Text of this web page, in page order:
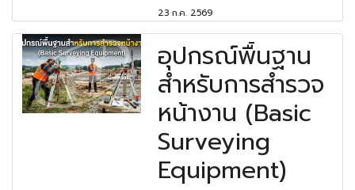
23 ก.ค. 2569
อุปกรณ์พื้นฐาน
สำหรับการสำรวจ
หน้างาน (Basic
Surveying
Equipment)